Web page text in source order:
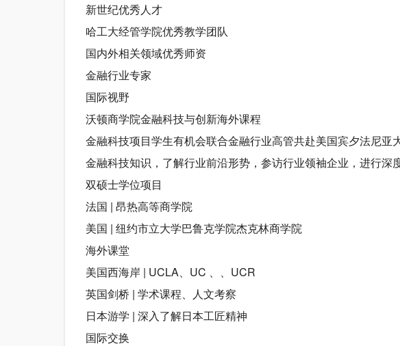
新世纪优秀人才
哈工大经管学院优秀教学团队
国内外相关领域优秀师资
金融行业专家
国际视野
沃顿商学院金融科技与创新海外课程
金融科技项目学生有机会联合金融行业高管共赴美国宾夕法尼亚
金融科技知识，了解行业前沿形势，参访行业领袖企业，进行深
双硕士学位项目
法国 | 昂热高等商学院
美国 | 纽约市立大学巴鲁克学院杰克林商学院
海外课堂
美国西海岸 | UCLA、UC 、、UCR
英国剑桥 | 学术课程、人文考察
日本游学 | 深入了解日本工匠精神
国际交换